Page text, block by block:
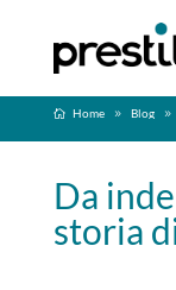
Home Blog
Da
storia